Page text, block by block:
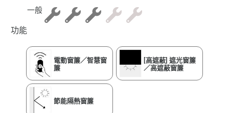
一般
功能
電動窗簾／智慧窗
簾
[高遮蔽] 遮光窗簾
／高遮蔽窗簾
節能隔熱窗簾